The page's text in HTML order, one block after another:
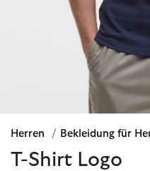
Herren / Bekleidung für
T-Shirt Logo